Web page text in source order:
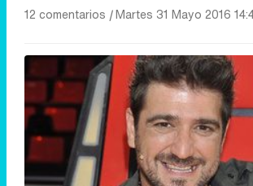
12 comentarios |Martes 31 Mayo 2016